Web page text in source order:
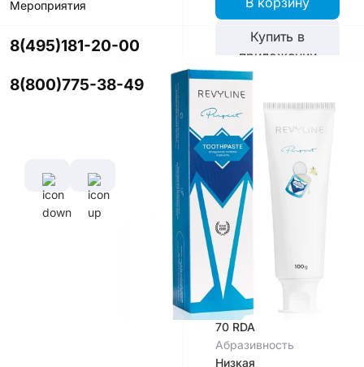
Мероприятия
8(495)181-20-00
8(800)775-38-49
Купить в
приложении
со скидкой
Цвет
Характеристики
Индекс
Абразивности
(RDA)
70 RDA
Абразивность
Низкая